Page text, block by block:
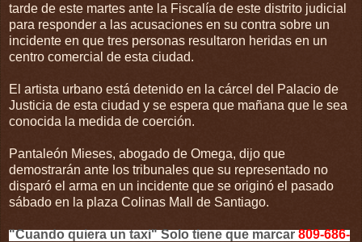
tarde de este martes ante la Fiscalía de este distrito judicial
para responder a las acusaciones en su contra sobre un
incidente en que tres personas resultaron heridas en un
centro comercial de esta ciudad.
El artista urbano está detenido en la cárcel del Palacio de
Justicia de esta ciudad y se espera que mañana que le sea
conocida la medida de coerción.
Pantaleón Mieses, abogado de Omega, dijo que
demostrarán ante los tribunales que su representado no
disparó el arma en un incidente que se originó el pasado
sábado en la plaza Colinas Mall de Santiago.
"Cuando quiera un taxi" Solo tiene que marcar809-686-